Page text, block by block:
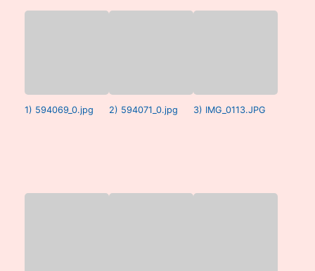
1) 594069_0.jpg 2) 594071_0.jpg 3) IMG_0113.JPG